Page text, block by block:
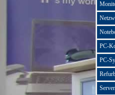
PC-
PC-
Server